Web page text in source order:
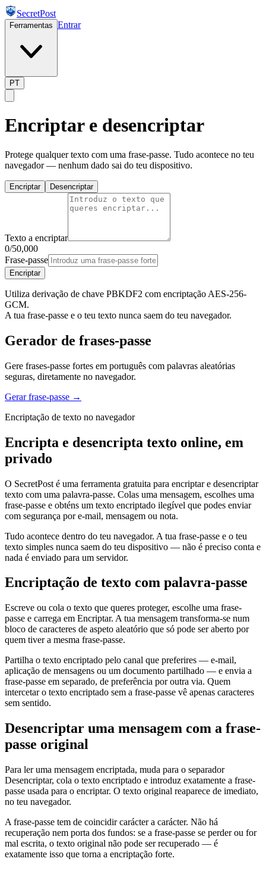
SecretPost
Ferramentas Entrar
PT
Encriptar e desencriptar
Protege qualquer texto com uma frase-passe. Tudo acontece no teu
navegador — nenhum dado sai do teu dispositivo.
Encriptar Desencriptar
Texto a encriptar
0/50,000
Frase-passe
Encriptar
Utiliza derivação de chave PBKDF2 com encriptação AES-256-
GCM.
A tua frase-passe e o teu texto nunca saem do teu navegador.
Gerador de frases-passe
Gere frases-passe fortes em português com palavras aleatórias
seguras, diretamente no navegador.
Gerar frase-passe →
Encriptação de texto no navegador
Encripta e desencripta texto online, em
privado
O SecretPost é uma ferramenta gratuita para encriptar e desencriptar
texto com uma palavra-passe. Colas uma mensagem, escolhes uma
frase-passe e obténs um texto encriptado ilegível que podes enviar
com segurança por e-mail, mensagem ou nota.
Tudo acontece dentro do teu navegador. A tua frase-passe e o teu
texto simples nunca saem do teu dispositivo — não é preciso conta e
nada é enviado para um servidor.
Encriptação de texto com palavra-passe
Escreve ou cola o texto que queres proteger, escolhe uma frase-
passe e carrega em Encriptar. A tua mensagem transforma-se num
bloco de caracteres de aspeto aleatório que só pode ser aberto por
quem tiver a mesma frase-passe.
Partilha o texto encriptado pelo canal que preferires — e-mail,
aplicação de mensagens ou um documento partilhado — e envia a
frase-passe em separado, de preferência por outra via. Quem
intercetar o texto encriptado sem a frase-passe vê apenas caracteres
sem sentido.
Desencriptar uma mensagem com a frase-
passe original
Para ler uma mensagem encriptada, muda para o separador
Desencriptar, cola o texto encriptado e introduz exatamente a frase-
passe usada para o encriptar. O texto original reaparece de imediato,
no teu navegador.
A frase-passe tem de coincidir carácter a carácter. Não há
recuperação nem porta dos fundos: se a frase-passe se perder ou for
mal escrita, o texto original não pode ser recuperado — é
exatamente isso que torna a encriptação forte.